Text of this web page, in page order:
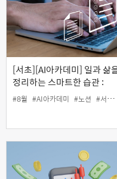
[서초][AI아카데미] 일과 삶
정리하는 스마트한 습관 :
Notion 초급과정
#8월 #AI아카데미 #노션 #서초50플러스센터